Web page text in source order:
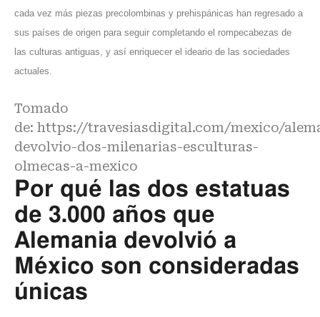
cada vez más piezas precolombinas y prehispánicas han regresado a
sus países de origen para seguir completando el rompecabezas de
las culturas antiguas, y así enriquecer el ideario de las sociedades
actuales.
Tomado
de: https://travesiasdigital.com/mexico/
devolvio-dos-milenarias-esculturas-
olmecas-a-mexico
Por qué las dos estatuas
de 3.000 años que
Alemania devolvió a
México son consideradas
únicas